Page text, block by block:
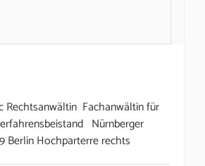
Rechtsanwältin Fachanwältin für
Nürnberger
Berlin Hochparterre rechts